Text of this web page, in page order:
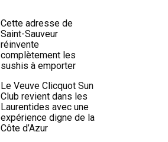
Cette adresse de
Saint-Sauveur
réinvente
complètement les
sushis à emporter
Le Veuve Clicquot Sun
Club revient dans les
Laurentides avec une
expérience digne de la
Côte d’Azur